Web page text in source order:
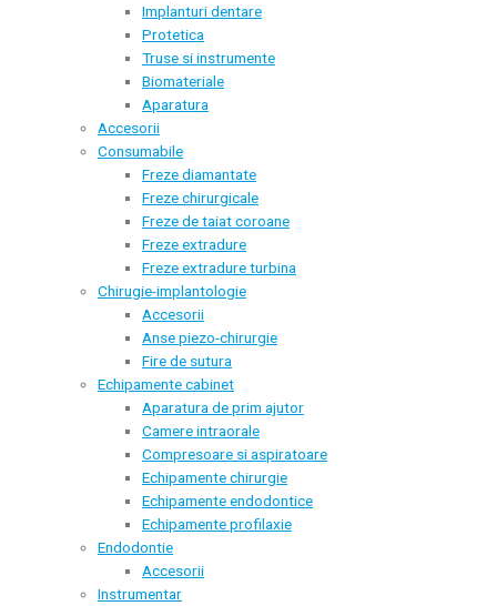
Implanturi dentare
Protetica
Truse si instrumente
Biomateriale
Aparatura
Accesorii
Consumabile
Freze diamantate
Freze chirurgicale
Freze de taiat coroane
Freze extradure
Freze extradure turbina
Chirugie-implantologie
Accesorii
Anse piezo-chirurgie
Fire de sutura
Echipamente cabinet
Aparatura de prim ajutor
Camere intraorale
Compresoare si aspiratoare
Echipamente chirurgie
Echipamente endodontice
Echipamente profilaxie
Endodontie
Accesorii
Instrumentar